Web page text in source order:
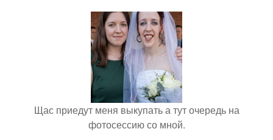
Щас приедут меня выкупать а тут очередь на
фотосессию со мной.